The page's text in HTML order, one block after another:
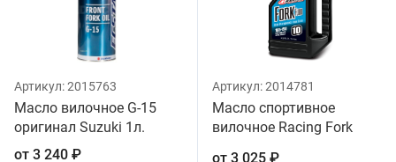
Артикул:2015763
Масло вилочное G-15
оригинал Suzuki 1л.
от 3 240 ₽
Артикул:2014781
Масло спортивное
вилочное Racing Fork
от 3 025 ₽